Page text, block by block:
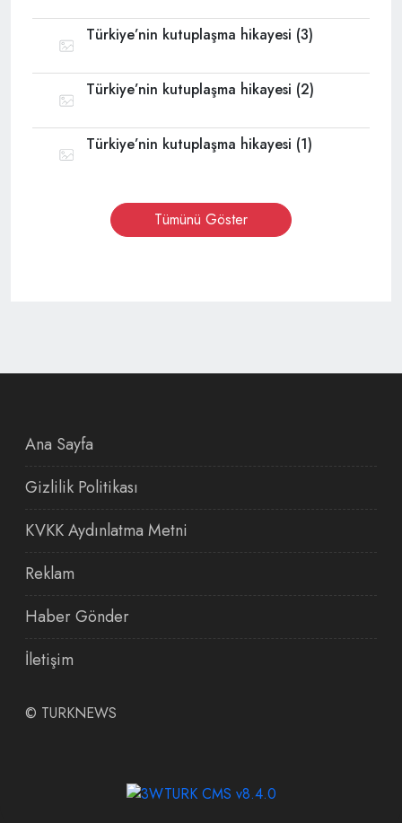
Türkiye’nin kutuplaşma hikayesi (3)
Türkiye’nin kutuplaşma hikayesi (2)
Türkiye’nin kutuplaşma hikayesi (1)
Tümünü Göster
Ana Sayfa
Gizlilik Politikası
KVKK Aydınlatma Metni
Reklam
Haber Gönder
İletişim
© TURKNEWS